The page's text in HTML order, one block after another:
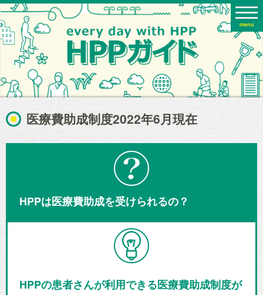
menu
医療費助成制度2022年6月現在
HPPは医療費助成を受けられるの？
HPPの患者さんが利用できる医療費助成制度が